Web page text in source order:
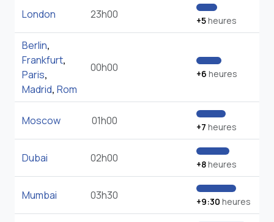
London 23h00 +5heures
Berlin,
Frankfurt,
Paris,
Madrid, Rom
00h00 +6 heures
Moscow 01h00 +7 heures
Dubai 02h00 +8heures
Mumbai 03h30 +9:30 heures